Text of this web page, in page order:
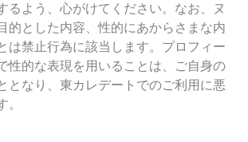
るよう、心がけてください。なお、ヌ
的とした内容、性的にあからさまな内
は禁止行為に該当します。プロフィー
性的な表現を用いることは、ご自身の
となり、東カレデートでのご利用に悪
。